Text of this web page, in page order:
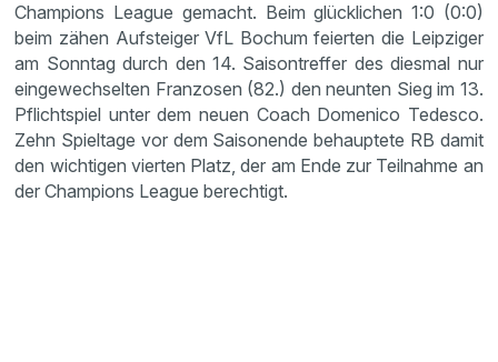
Champions League gemacht. Beim glücklichen 1:0 (0:0)
beim zähen Aufsteiger VfL Bochum feierten die Leipziger
am Sonntag durch den 14. Saisontreffer des diesmal nur
eingewechselten Franzosen (82.) den neunten Sieg im 13.
Pflichtspiel unter dem neuen Coach Domenico Tedesco.
Zehn Spieltage vor dem Saisonende behauptete RB damit
den wichtigen vierten Platz, der am Ende zur Teilnahme an
der Champions League berechtigt.